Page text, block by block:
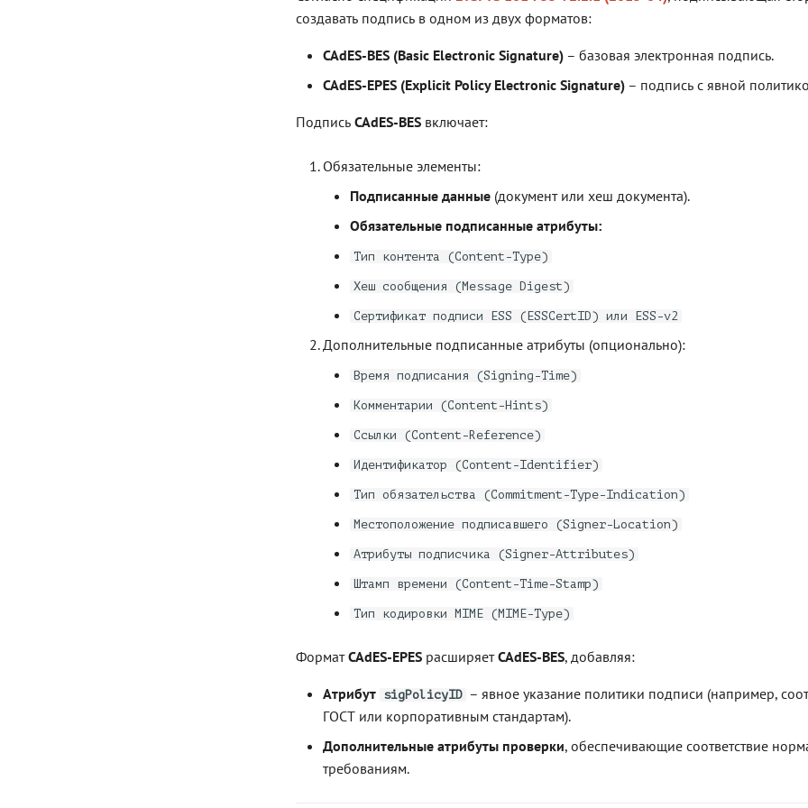
создавать подпись в одном из двух форматов:
CAdES-BES (Basic Electronic Signature) – базовая электронная подпись.
CAdES-EPES (Explicit Policy Electronic Signature) – подпись с явной
Подпись CAdES-BES включает:
Обязательные элементы:
Подписанные данные (документ или хеш документа).
Обязательные подписанные атрибуты:
Тип контента (Content-Type)
Хеш сообщения (Message Digest)
Сертификат подписи ESS (ESSCertID) или ESS-v2
Дополнительные подписанные атрибуты (опционально):
Время подписания (Signing-Time)
Комментарии (Content-Hints)
Ссылки (Content-Reference)
Идентификатор (Content-Identifier)
Тип обязательства (Commitment-Type-Indication)
Местоположение подписавшего (Signer-Location)
Атрибуты подписчика (Signer-Attributes)
Штамп времени (Content-Time-Stamp)
Тип кодировки MIME (MIME-Type)
ФорматCAdES-EPES расширяетCAdES-BES, добавляя:
Атрибут sigPolicyID – явное указание политики подписи (например,
ГОСТ или корпоративным стандартам).
Дополнительные атрибуты проверки, обеспечивающие соответствие
требованиям.